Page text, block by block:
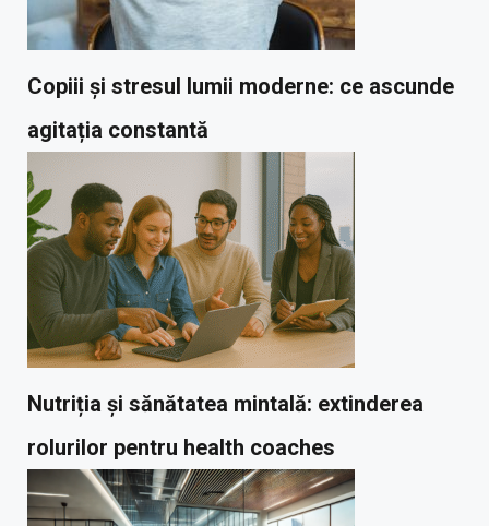
Copiii și stresul lumii moderne: ce ascunde
agitația constantă
Nutriția și sănătatea mintală: extinderea
rolurilor pentru health coaches